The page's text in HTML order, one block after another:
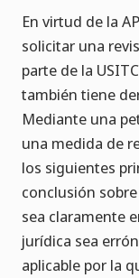
En virtud de la
solicitar una
parte de la
también tiene
Mediante una
una medida de
los siguientes
conclusión
sea claramente
jurídica sea
aplicable por la